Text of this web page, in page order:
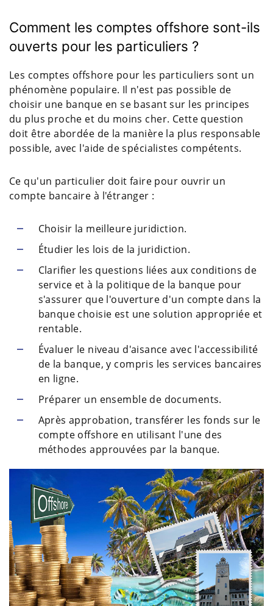
Comment les comptes offshore sont-ils
ouverts pour les particuliers ?
Les comptes offshore pour les particuliers sont un
phénomène populaire. Il n'est pas possible de
choisir une banque en se basant sur les principes
du plus proche et du moins cher. Cette question
doit être abordée de la manière la plus responsable
possible, avec l'aide de spécialistes compétents.
Ce qu'un particulier doit faire pour ouvrir un
compte bancaire à l'étranger :
Choisir la meilleure juridiction.
Étudier les lois de la juridiction.
Clarifier les questions liées aux conditions de
service et à la politique de la banque pour
s'assurer que l'ouverture d'un compte dans la
banque choisie est une solution appropriée et
rentable.
Évaluer le niveau d'aisance avec l'accessibilité
de la banque, y compris les services bancaires
en ligne.
Préparer un ensemble de documents.
Après approbation, transférer les fonds sur le
compte offshore en utilisant l'une des
méthodes approuvées par la banque.